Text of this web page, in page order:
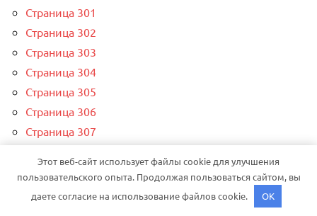
Страница 301
Страница 302
Страница 303
Страница 304
Страница 305
Страница 306
Страница 307
Этот веб-сайт использует файлы cookie для улучшения
пользовательского опыта. Продолжая пользоваться сайтом, вы
даете согласие на использование файлов cookie.
OK